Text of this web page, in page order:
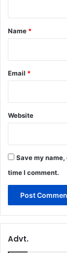
*
Name *
Email *
Website
Save my
time I comment.
Advt.